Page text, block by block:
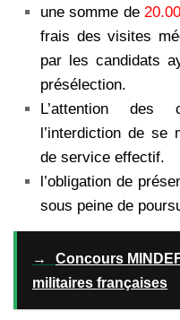
une somme de
frais des visites
par les candidats
présélection.
L’attention
l’interdiction de se
de service effectif.
l’obligation de
sous peine de
→
Concours
militaires françaises